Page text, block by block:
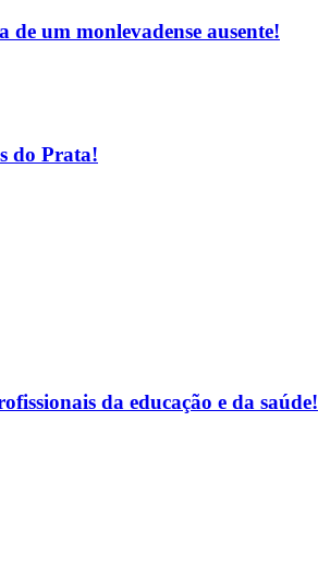
um monlevadense ausente!
do Prata!
da educação e da saúde!